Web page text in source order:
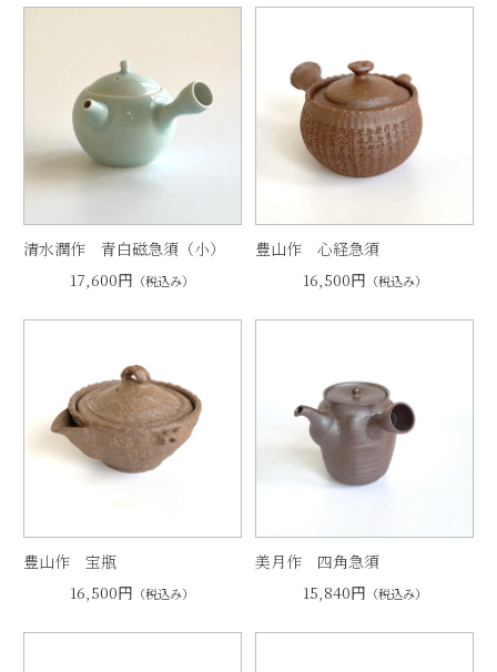
清水潤作 青白磁急須（小）
17,600円 （税込み）
豊山作 心経急須
16,500円 （税込み）
豊山作 宝瓶
16,500円 （税込み）
美月作 四角急須
15,840円 （税込み）